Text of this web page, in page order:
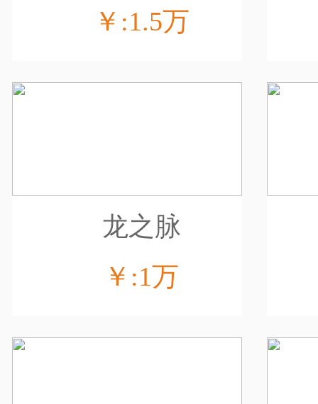
￥:1.5万
龙之脉
￥:1万